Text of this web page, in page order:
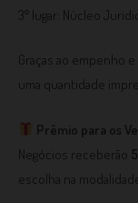
3° lugar: Núcleo
Graças ao empenho
uma quantidade
Prêmio para os
Negócios receberão
escolha na modalidade